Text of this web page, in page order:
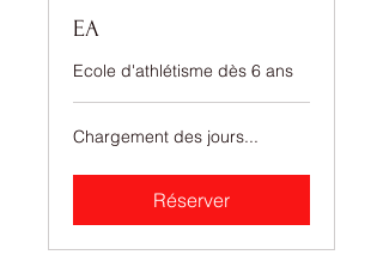
EA
Ecole d'athlétisme dès 6 ans
Chargement des jours...
Réserver